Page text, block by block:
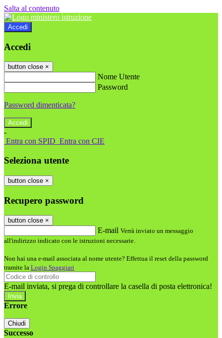
Salta al contenuto
Accedi
Accedi
button close ×
Nome Utente
Password
Password dimenticata?
-
Entra con SPID Entra con CIE
Seleziona utente
button close ×
Recupero password
button close ×
E-mail Verrà inviato un messaggio
all'indirizzo indicato con le istruzioni necessarie.
Non hai una e-mail associata al nome utente? Effettua il reset della password
tramite la Login Spaggiari
E-mail inviata, si prega di controllare la casella di posta elettronica!
Errore
Chiudi
Successo